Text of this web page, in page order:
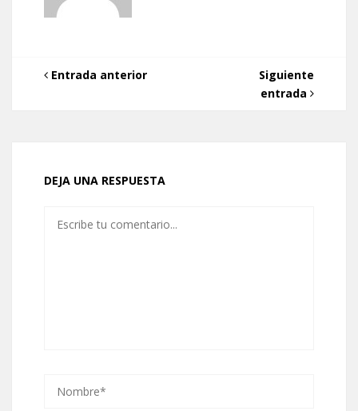
Entrada anterior
Siguiente
entrada
DEJA UNA RESPUESTA